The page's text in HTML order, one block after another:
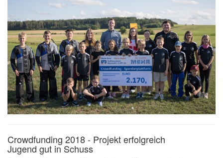
Crowdfunding 2018 - Projekt erfolgreich
Jugend gut in Schuss